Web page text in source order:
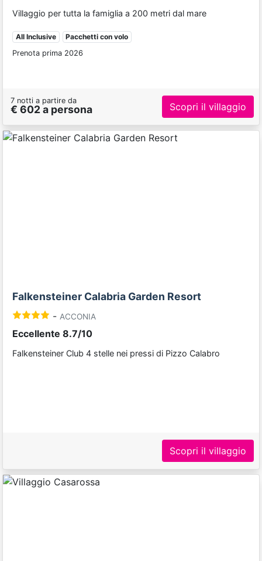
Villaggio per tutta la famiglia a 200 metri dal mare
All Inclusive
Pacchetti con volo
Prenota prima 2026
7 notti a partire da
€ 602 a persona Scopri il villaggio
Falkensteiner Calabria Garden Resort
- ACCONIA
Eccellente 8.7/10
Falkensteiner Club 4 stelle nei pressi di Pizzo Calabro
Scopri il villaggio